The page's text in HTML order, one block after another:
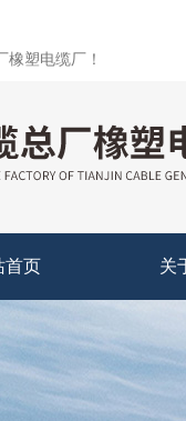
塑电缆厂！
首页 关